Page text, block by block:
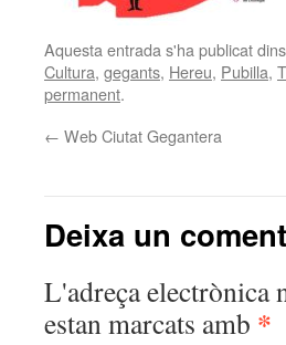
Aquesta entrada s'ha publicat
Cultura, gegants, Hereu, Pubilla,
permanent.
← Web Ciutat Gegantera
Deixa un
L'adreça electrònica
estan marcats amb *